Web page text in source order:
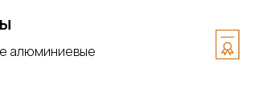
алюминиевые